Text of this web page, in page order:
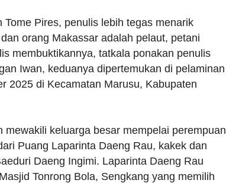
Pires, penulis lebih tegas menarik
orang Makassar adalah pelaut, petani
membuktikannya, tatkala ponakan penulis
Iwan, keduanya dipertemukan di pelaminan
2025 di Kecamatan Marusu, Kabupaten
keluarga besar mempelai perempuan
Puang Laparinta Daeng Rau, kakek dan
Daeng Ingimi. Laparinta Daeng Rau
Tonrong Bola, Sengkang yang memilih